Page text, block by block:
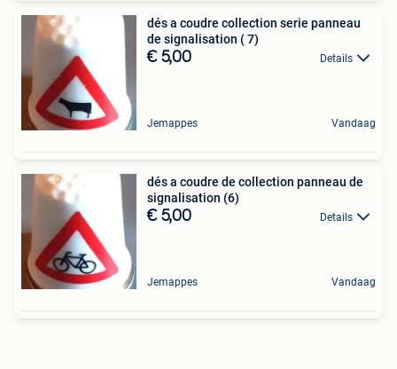
dés a coudre collection serie panneau
de signalisation ( 7)
€ 5,00 Details
Jemappes Vandaag
dés a coudre de collection panneau de
signalisation (6)
€ 5,00 Details
Jemappes Vandaag